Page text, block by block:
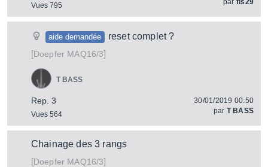
Vues 795 par fis29
aide demandée
reset complet ?
[Doepfer MAQ16/3]
Rep. 3
Vues 564
T BASS
30/01/2019 00:50
par T BASS
Chainage des 3 rangs
[Doepfer MAQ16/3]